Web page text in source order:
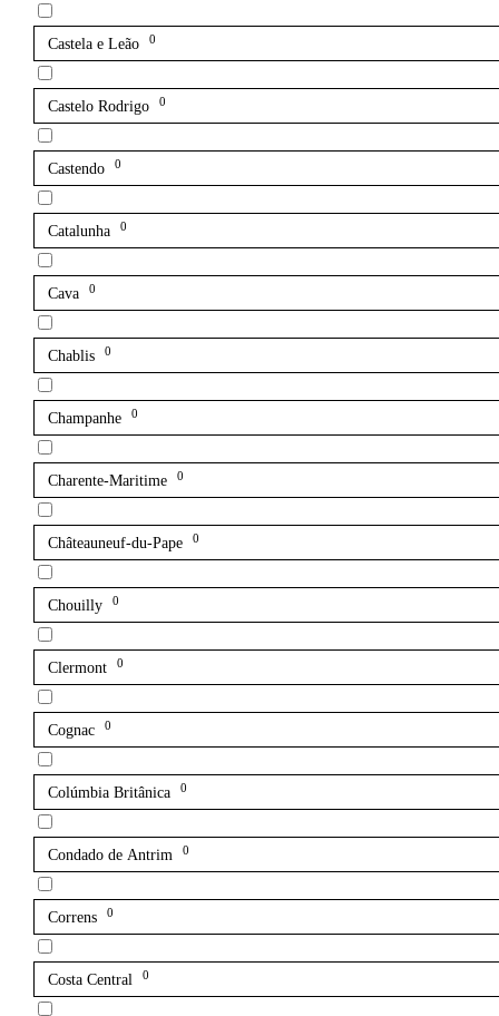
Castela e Leão 0
Castelo Rodrigo 0
Castendo 0
Catalunha 0
Cava 0
Chablis 0
Champanhe 0
Charente-Maritime 0
Châteauneuf-du-Pape 0
Chouilly 0
Clermont 0
Cognac 0
Colúmbia Britânica 0
Condado de Antrim 0
Correns 0
Costa Central 0